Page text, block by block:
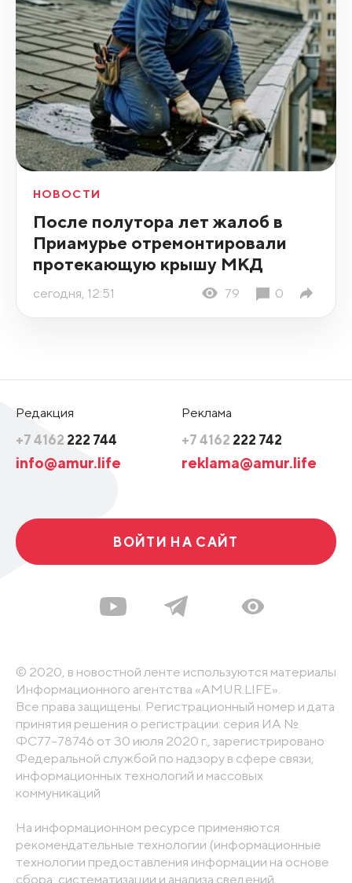
НОВОСТИ
После полутора лет жалоб в
Приамурье отремонтировали
протекающую крышу МКД
сегодня, 12:51 79 0
Редакция
+7 4162 222 744
info@amur.life
Реклама
+7 4162 222 742
reklama@amur.life
ВОЙТИ НА САЙТ
© 2020, в новостной ленте используются материалы
Информационного агентства «AMUR.LIFE».
Все права защищены. Регистрационный номер и дата
принятия решения о регистрации: серия ИА №
ФС77-78746 от 30 июля 2020 г., зарегистрировано
Федеральной службой по надзору в сфере связи,
информационных технологий и массовых
коммуникаций
На информационном ресурсе применяются
рекомендательные технологии (информационные
технологии предоставления информации на основе
сбора, систематизации и анализа сведений,